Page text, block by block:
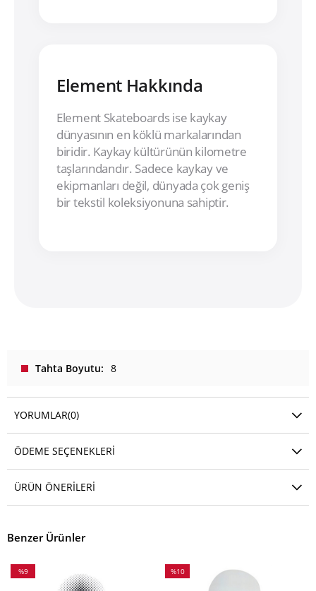
Element Hakkında
Element Skateboards ise kaykay
dünyasının en köklü markalarından
biridir. Kaykay kültürünün kilometre
taşlarındandır. Sadece kaykay ve
ekipmanları değil, dünyada çok geniş
bir tekstil koleksiyonuna sahiptir.
Tahta Boyutu 8
YORUMLAR(0)
ÖDEME SEÇENEKLERI
ÜRÜN ÖNERILERI
Benzer Ürünler
%9
%10